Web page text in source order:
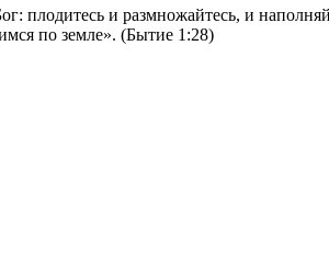
плодитесь и размножайтесь, и
по земле». (Бытие 1:28)